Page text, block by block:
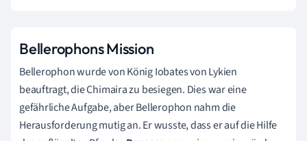
Bellerophons Mission
Bellerophon wurde von König Iobates von Lykien
beauftragt, die Chimaira zu besiegen. Dies war eine
gefährliche Aufgabe, aber Bellerophon nahm die
Herausforderung mutig an. Er wusste, dass er auf die Hilfe